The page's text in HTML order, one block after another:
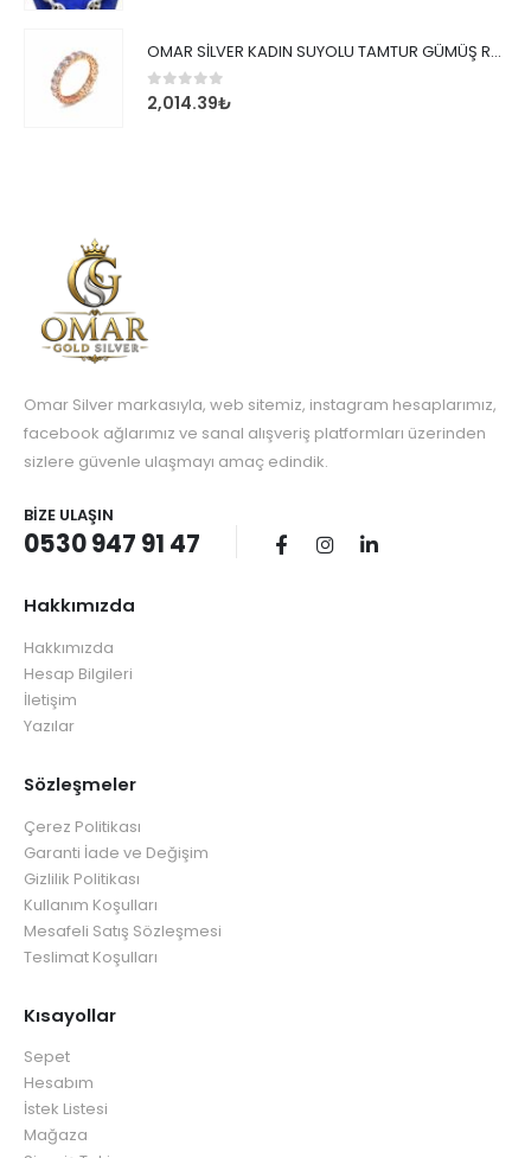
OMAR SİLVER KADIN SUYOLU TAMTUR GÜMÜŞ ROSE YÜZÜK SU YOLU TAMTUR YÜZÜK Omr8149
0 out of 5
2,014.39₺
Omar Silver markasıyla, web sitemiz, instagram hesaplarımız,
facebook ağlarımız ve sanal alışveriş platformları üzerinden
sizlere güvenle ulaşmayı amaç edindik.
BIZE ULAŞIN
0530 947 91 47
Hakkımızda
Hakkımızda
Hesap Bilgileri
İletişim
Yazılar
Sözleşmeler
Çerez Politikası
Garanti İade ve Değişim
Gizlilik Politikası
Kullanım Koşulları
Mesafeli Satış Sözleşmesi
Teslimat Koşulları
Kısayollar
Sepet
Hesabım
İstek Listesi
Mağaza